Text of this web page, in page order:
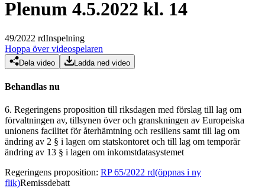
Plenum 4.5.2022 kl. 14
49/2022 rdInspelning
Hoppa över videospelaren
Dela video Ladda ned video
Behandlas nu
6. Regeringens proposition till riksdagen med förslag till lag om
förvaltningen av, tillsynen över och granskningen av Europeiska
unionens facilitet för återhämtning och resiliens samt till lag om
ändring av 2 § i lagen om statskontoret och till lag om temporär
ändring av 13 § i lagen om inkomstdatasystemet
Regeringens proposition: RP 65/2022 rd(öppnas i ny
flik)Remissdebatt